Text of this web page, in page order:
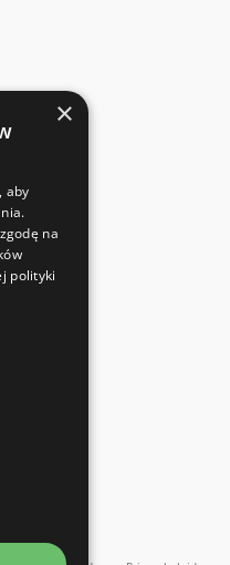
×
aby
na
polityki